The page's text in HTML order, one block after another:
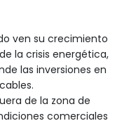
ven su crecimiento
la crisis energética,
las inversiones en
de la zona de
comerciales